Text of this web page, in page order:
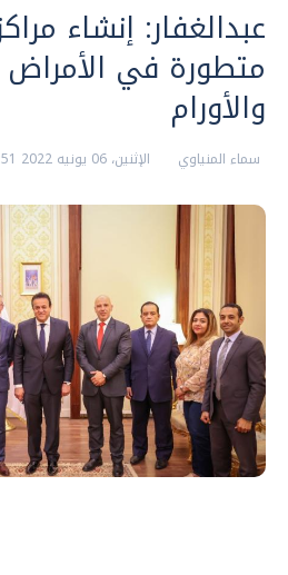
عبدالغفار: إنشاء
متطورة في الأمراض
والأورام
سماء المنياوي الإثنين، 06 يونيه 2022 09:51 ص